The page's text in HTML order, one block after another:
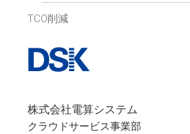
TCO削減
株式会社電算システム
クラウドサービス事業部